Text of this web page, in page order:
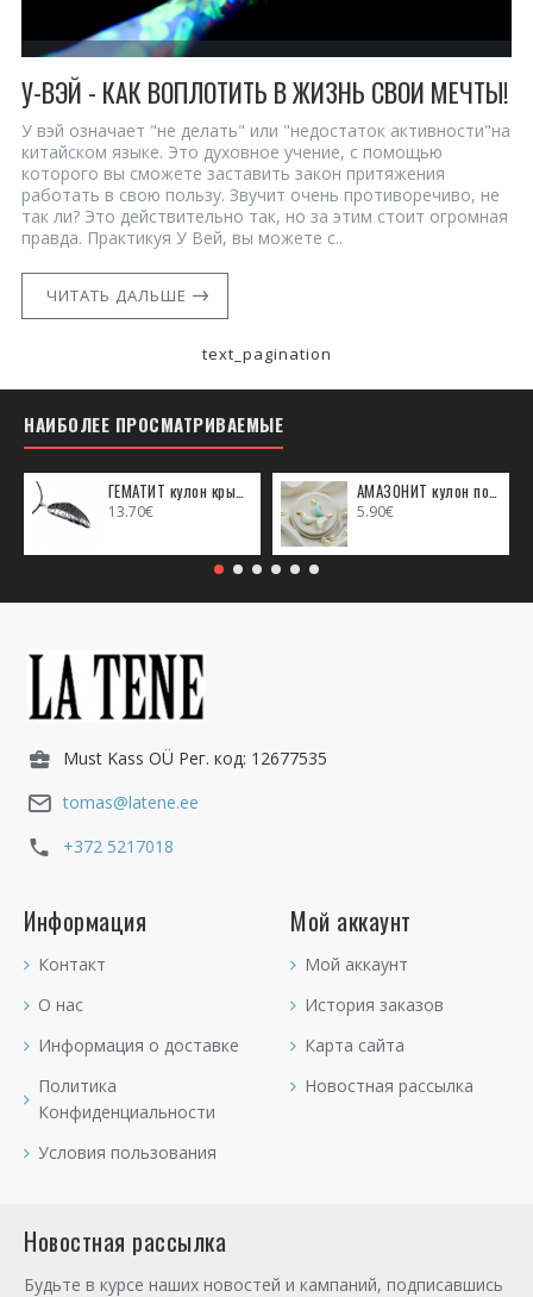
У-ВЭЙ - КАК ВОПЛОТИТЬ В ЖИЗНЬ СВОИ МЕЧТЫ!
У вэй означает "не делать" или "недостаток активности"на
китайском языке. Это духовное учение, с помощью
которого вы сможете заставить закон притяжения
работать в свою пользу. Звучит очень противоречиво, не
так ли? Это действительно так, но за этим стоит огромная
правда. Практикуя У Вей, вы можете с..
ЧИТАТЬ ДАЛЬШЕ
text_pagination
НАИБОЛЕЕ ПРОСМАТРИВАЕМЫЕ
13.70€ 5.90€
Must Kass OÜ Рег. код: 12677535
tomas@latene.ee
+372 5217018
Информация
Контакт
О нас
Информация о доставке
Политика
Конфиденциальности
Условия пользования
Мой аккаунт
Мой аккаунт
История заказов
Карта сайта
Новостная рассылка
Новостная рассылка
Будьте в курсе наших новостей и кампаний, подписавшись